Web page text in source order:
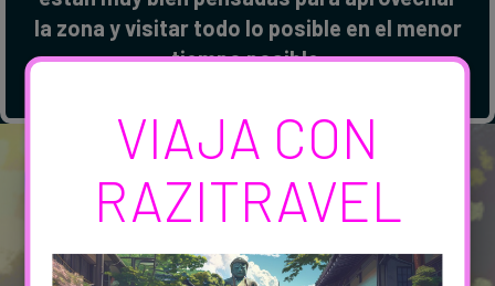
la zona y visitar todo lo posible en el menor
tiempo posible.
VIAJA CON
RAZITRAVEL